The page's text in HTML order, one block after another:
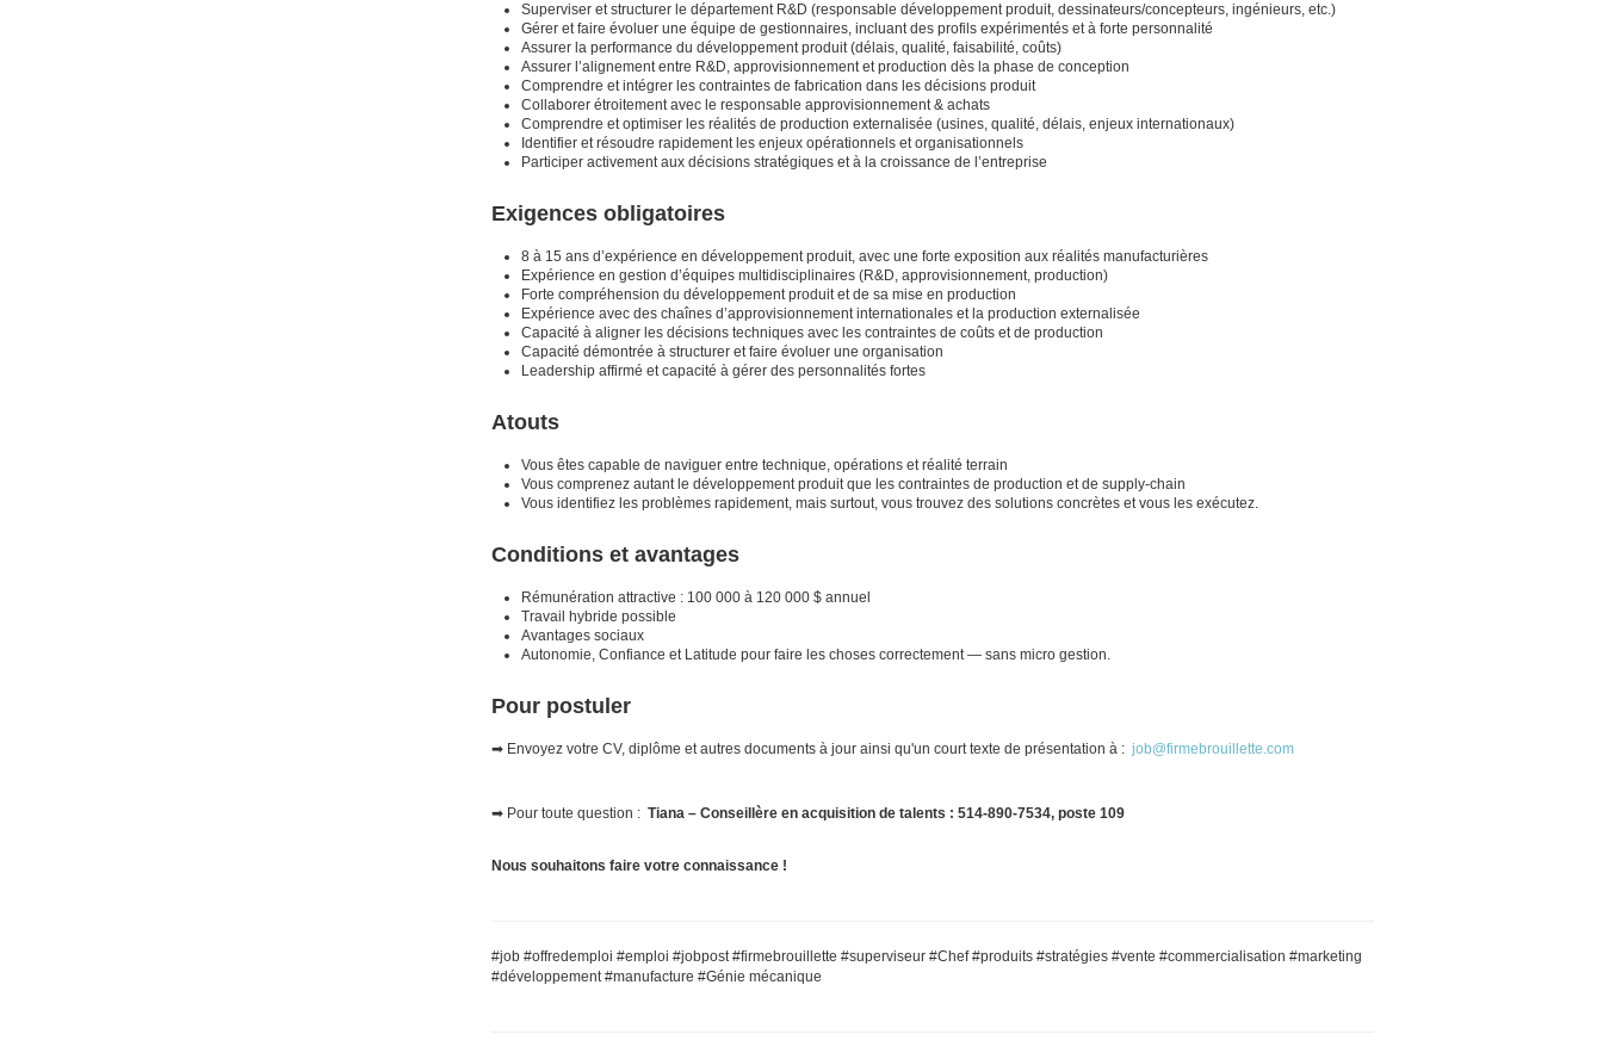
Superviser et structurer le département R&D (responsable développement produit, dessinateurs/concepteurs, ingénieurs, etc.)
Gérer et faire évoluer une équipe de gestionnaires, incluant des profils expérimentés et à forte personnalité
Assurer la performance du développement produit (délais, qualité, faisabilité, coûts)
Assurer l’alignement entre R&D, approvisionnement et production dès la phase de conception
Comprendre et intégrer les contraintes de fabrication dans les décisions produit
Collaborer étroitement avec le responsable approvisionnement & achats
Comprendre et optimiser les réalités de production externalisée (usines, qualité, délais, enjeux internationaux)
Identifier et résoudre rapidement les enjeux opérationnels et organisationnels
Participer activement aux décisions stratégiques et à la croissance de l’entreprise
Exigences obligatoires
8 à 15 ans d’expérience en développement produit, avec une forte exposition aux réalités manufacturières
Expérience en gestion d’équipes multidisciplinaires (R&D, approvisionnement, production)
Forte compréhension du développement produit et de sa mise en production
Expérience avec des chaînes d’approvisionnement internationales et la production externalisée
Capacité à aligner les décisions techniques avec les contraintes de coûts et de production
Capacité démontrée à structurer et faire évoluer une organisation
Leadership affirmé et capacité à gérer des personnalités fortes
Atouts
Vous êtes capable de naviguer entre technique, opérations et réalité terrain
Vous comprenez autant le développement produit que les contraintes de production et de supply-chain
Vous identifiez les problèmes rapidement, mais surtout, vous trouvez des solutions concrètes et vous les exécutez.
Conditions et avantages
Rémunération attractive : 100 000 à 120 000 $ annuel
Travail hybride possible
Avantages sociaux
Autonomie, Confiance et Latitude pour faire les choses correctement — sans micro gestion.
Pour postuler
➡ Envoyez votre CV, diplôme et autres documents à jour ainsi qu'un court texte de présentation à : job@firmebrouillette.com
➡ Pour toute question : Tiana – Conseillère en acquisition de talents : 514-890-7534, poste 109
Nous souhaitons faire votre connaissance !
#job #offredemploi #emploi #jobpost #firmebrouillette #superviseur #Chef #produits #stratégies #vente #commercialisation #marketing
#développement #manufacture #Génie mécanique